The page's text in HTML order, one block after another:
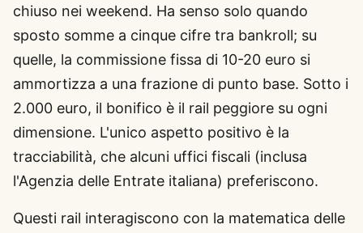
chiuso nei weekend. Ha senso solo quando
sposto somme a cinque cifre tra bankroll; su
quelle, la commissione fissa di 10-20 euro si
ammortizza a una frazione di punto base. Sotto i
2.000 euro, il bonifico è il rail peggiore su ogni
dimensione. L'unico aspetto positivo è la
tracciabilità, che alcuni uffici fiscali (inclusa
l'Agenzia delle Entrate italiana) preferiscono.
Questi rail interagiscono con la matematica delle